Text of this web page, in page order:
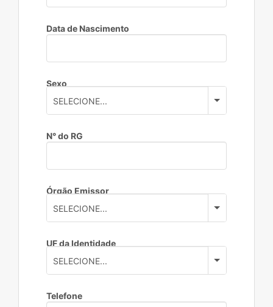
Data de Nascimento
Sexo
N° do RG
Órgão Emissor
UF da Identidade
Telefone